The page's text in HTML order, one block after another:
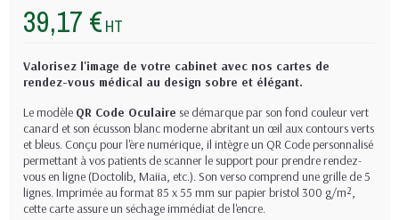
39,17 € HT
Valorisez l'image de votre cabinet avec nos cartes de
rendez-vous médical au design sobre et élégant.
Le modèle QR Code Oculaire se démarque par son fond couleur vert
canard et son écusson blanc moderne abritant un œil aux contours verts
et bleus. Conçu pour l'ère numérique, il intègre un QR Code personnalisé
permettant à vos patients de scanner le support pour prendre rendez-
vous en ligne (Doctolib, Maiia, etc.). Son verso comprend une grille de 5
lignes. Imprimée au format 85 x 55 mm sur papier bristol 300 g/m²,
cette carte assure un séchage immédiat de l'encre.